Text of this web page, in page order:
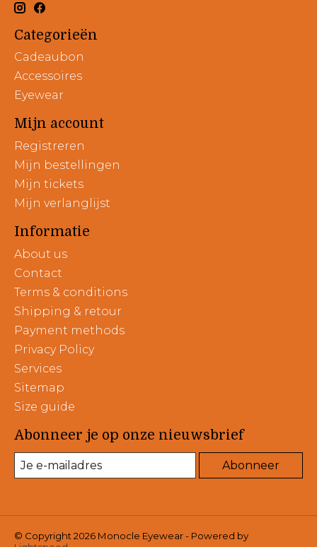
Categorieën
Cadeaubon
Accessoires
Eyewear
Mijn account
Registreren
Mijn bestellingen
Mijn tickets
Mijn verlanglijst
Informatie
About us
Contact
Terms & conditions
Shipping & retour
Payment methods
Privacy Policy
Services
Sitemap
Size guide
Abonneer je op onze nieuwsbrief
Abonneer
© Copyright 2026 Monocle Eyewear - Powered by